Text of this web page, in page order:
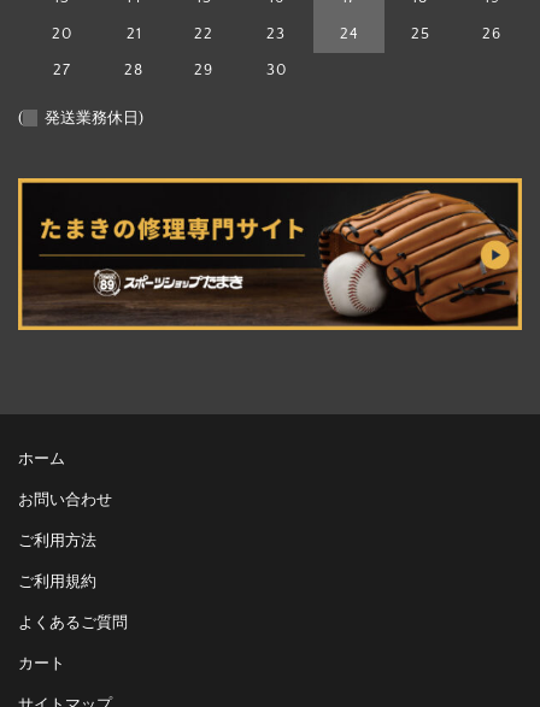
20 21 22 23 24 25 26
27 28 29 30
( 発送業務休日)
ホーム
お問い合わせ
ご利用方法
ご利用規約
よくあるご質問
カート